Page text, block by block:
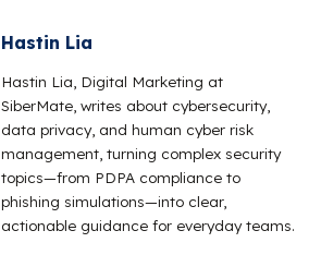
Hastin Lia
Hastin Lia, Digital Marketing at
SiberMate, writes about cybersecurity,
data privacy, and human cyber risk
management, turning complex security
topics—from PDPA compliance to
phishing simulations—into clear,
actionable guidance for everyday teams.